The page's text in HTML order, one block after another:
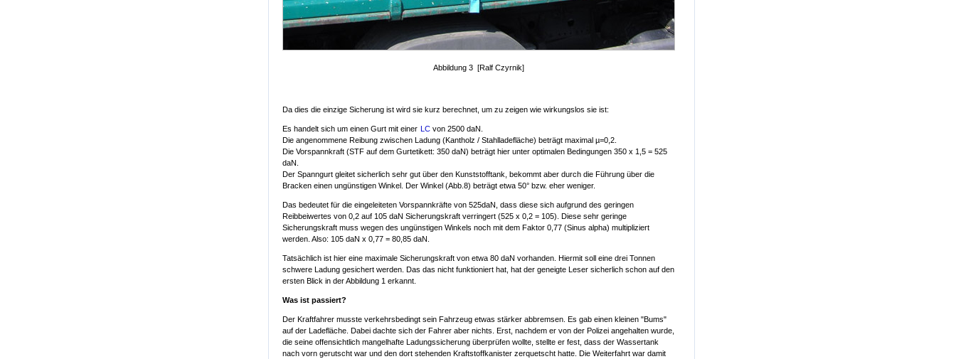
Abbildung 3 [Ralf Czyrnik]
Da dies die einzige Sicherung ist wird sie kurz berechnet, um zu zeigen wie wirkungslos sie ist:
Es handelt sich um einen Gurt mit einer LC von 2500 daN.
Die angenommene Reibung zwischen Ladung (Kantholz / Stahlladefläche) beträgt maximal µ=0,2.
Die Vorspannkraft (STF auf dem Gurtetikett: 350 daN) beträgt hier unter optimalen Bedingungen 350 x 1,5 = 525
daN.
Der Spanngurt gleitet sicherlich sehr gut über den Kunststofftank, bekommt aber durch die Führung über die
Bracken einen ungünstigen Winkel. Der Winkel (Abb.8) beträgt etwa 50° bzw. eher weniger.
Das bedeutet für die eingeleiteten Vorspannkräfte von 525daN, dass diese sich aufgrund des geringen
Reibbeiwertes von 0,2 auf 105 daN Sicherungskraft verringert (525 x 0,2 = 105). Diese sehr geringe
Sicherungskraft muss wegen des ungünstigen Winkels noch mit dem Faktor 0,77 (Sinus alpha) multipliziert
werden. Also: 105 daN x 0,77 = 80,85 daN.
Tatsächlich ist hier eine maximale Sicherungskraft von etwa 80 daN vorhanden. Hiermit soll eine drei Tonnen
schwere Ladung gesichert werden. Das das nicht funktioniert hat, hat der geneigte Leser sicherlich schon auf den
ersten Blick in der Abbildung 1 erkannt.
Was ist passiert?
Der Kraftfahrer musste verkehrsbedingt sein Fahrzeug etwas stärker abbremsen. Es gab einen kleinen "Bums"
auf der Ladefläche. Dabei dachte sich der Fahrer aber nichts. Erst, nachdem er von der Polizei angehalten wurde,
die seine offensichtlich mangelhafte Ladungssicherung überprüfen wollte, stellte er fest, dass der Wassertank
nach vorn gerutscht war und den dort stehenden Kraftstoffkanister zerquetscht hatte. Die Weiterfahrt war damit